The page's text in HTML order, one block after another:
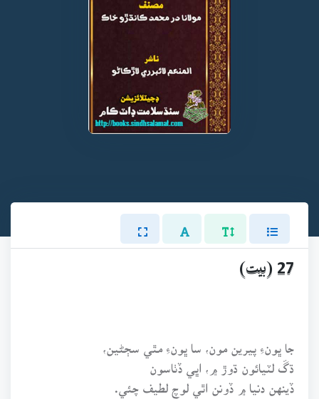
27 (بيت)
جا ڀونءِ پيرين مون، سا ڀونءِ مٿي سڄڻين،
ڌڱ لٽيائون ڌوڙ ۾، اڀي ڏٺاسون
ڏينهن دنيا ۾ ڏونن اٿي لوچ لطيف چئي.